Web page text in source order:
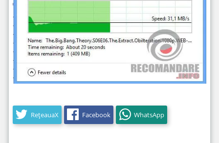
RețeauaX Facebook WhatsApp